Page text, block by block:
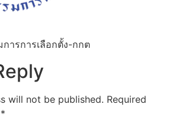
ารการเลือกตั้ง-กกต
will not be published. Required
*